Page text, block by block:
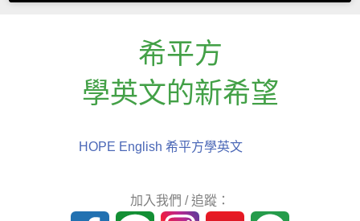
希平方
學英文的新希望
HOPE English 希平方學英文
加入我們 / 追蹤：